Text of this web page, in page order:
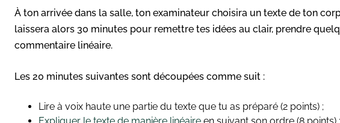
À ton arrivée dans la salle, ton examinateur choisira un texte de ton
laissera alors 30 minutes pour remettre tes idées au clair, prendre
commentaire linéaire.
Les 20 minutes suivantes sont découpées comme suit :
Lire à voix haute une partie du texte que tu as préparé (2 points) ;